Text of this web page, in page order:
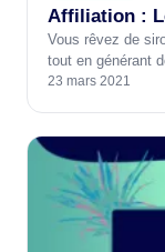
Affiliation :
Vous rêvez de
tout en générant
23 mars 2021